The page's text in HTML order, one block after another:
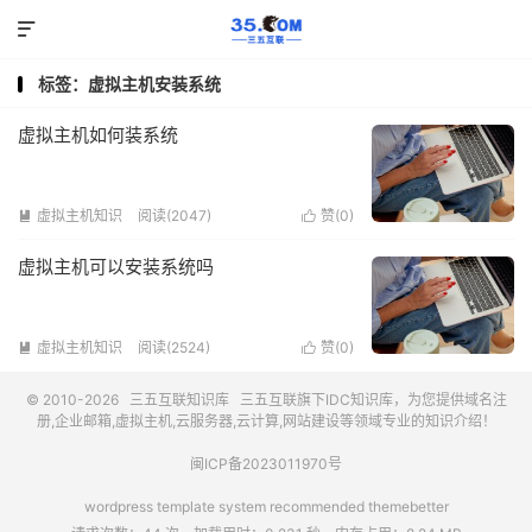

标签：虚拟主机安装系统
虚拟主机如何装系统
 虚拟主机知识 阅读(2047)  赞(0)
虚拟主机可以安装系统吗
 虚拟主机知识 阅读(2524)  赞(0)
© 2010-2026 三五互联知识库 三五互联旗下IDC知识库，为您提供域名注
册,企业邮箱,虚拟主机,云服务器,云计算,网站建设等领域专业的知识介绍！
闽ICP备2023011970号
wordpress template system recommended themebetter